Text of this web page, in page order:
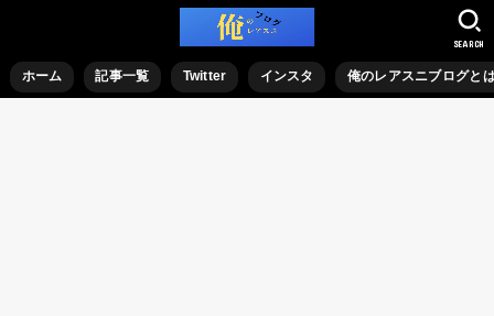
ホーム 記事一覧 Twitter インスタ 俺のレアスニブログと
SEARCH